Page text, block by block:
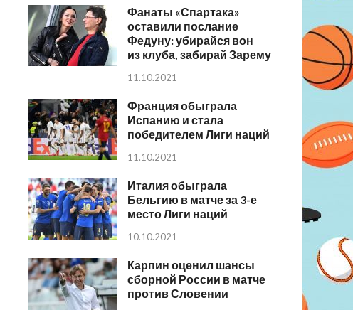
Фанаты «Спартака»
оставили послание
Федуну: убирайся вон
из клуба, забирай Зарему
11.10.2021
Франция обыграла
Испанию и стала
победителем Лиги наций
11.10.2021
Италия обыграла
Бельгию в матче за 3-е
место Лиги наций
10.10.2021
Карпин оценил шансы
сборной России в матче
против Словении